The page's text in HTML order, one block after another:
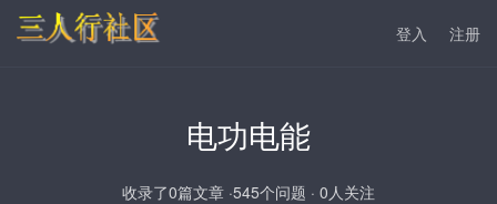
登入 注册
电功电能
收录了0篇文章 ·545个问题 · 0人关注